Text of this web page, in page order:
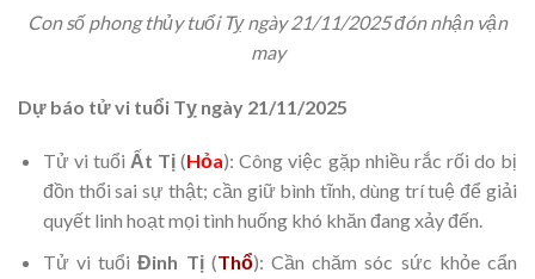
Con số phong thủy tuổi Tỵ ngày 21/11/2025 đón nhận vận
may
Dự báo tử vi tuổi Tỵ ngày 21/11/2025
Tử vi tuổi Ất Tị (Hỏa): Công việc gặp nhiều rắc rối do bị
đồn thổi sai sự thật; cần giữ bình tĩnh, dùng trí tuệ để giải
quyết linh hoạt mọi tình huống khó khăn đang xảy đến.
Tử vi tuổiĐinh Tị(Thổ): Cần chăm sóc sức khỏe cẩn